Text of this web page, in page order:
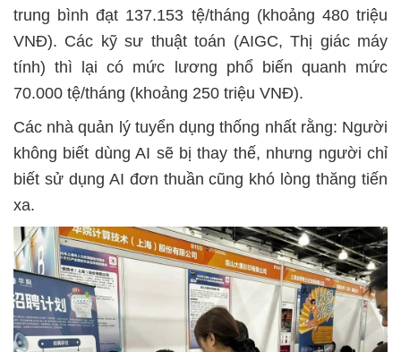
trung bình đạt 137.153 tệ/tháng (khoảng 480 triệu
VNĐ). Các kỹ sư thuật toán (AIGC, Thị giác máy
tính) thì lại có mức lương phổ biến quanh mức
70.000 tệ/tháng (khoảng 250 triệu VNĐ).
Các nhà quản lý tuyển dụng thống nhất rằng: Người
không biết dùng AI sẽ bị thay thế, nhưng người chỉ
biết sử dụng AI đơn thuần cũng khó lòng thăng tiến
xa.